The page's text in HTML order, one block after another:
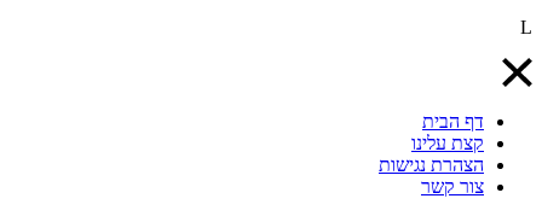
L
דף הבית
קצת עלינו
הצהרת נגישות
צור קשר